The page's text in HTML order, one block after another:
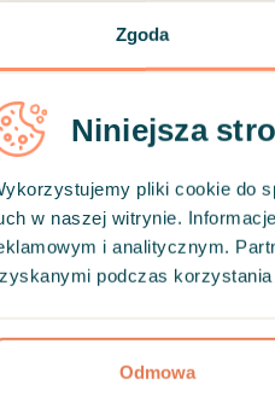
Zgoda
Niniejsza
pliki cookie do
w naszej witrynie.
i analitycznym.
podczas korzystania
Odmowa
mobilnej Hedepy
zawiera:
dla ogółu
do udzielania
Platformy
("
Konta, zarządzaniu
Ogólnych Warunkach